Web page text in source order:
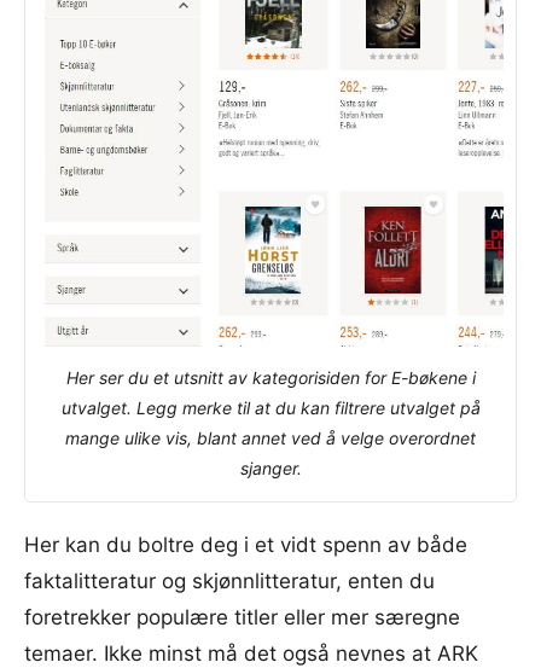
Her ser du et utsnitt av kategorisiden for E-bøkene i
utvalget. Legg merke til at du kan filtrere utvalget på
mange ulike vis, blant annet ved å velge overordnet
sjanger.
Her kan du boltre deg i et vidt spenn av både
faktalitteratur og skjønnlitteratur, enten du
foretrekker populære titler eller mer særegne
temaer. Ikke minst må det også nevnes at ARK